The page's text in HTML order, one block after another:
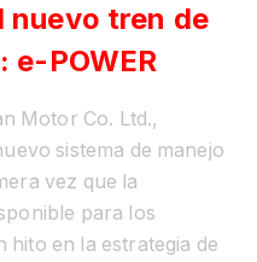
nuevo tren de
POWER
Motor Co. Ltd.,
sistema de manejo
vez que la
para los
en la estrategia de